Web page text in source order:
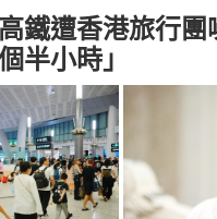
鐵遭香港旅行團
半小時」